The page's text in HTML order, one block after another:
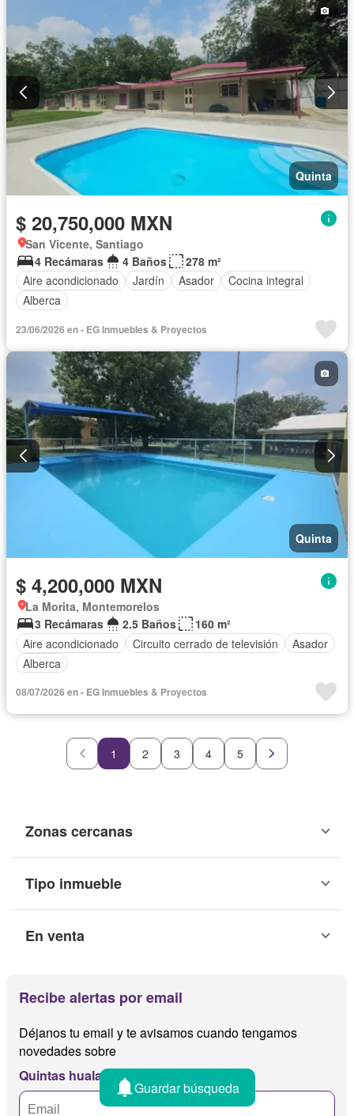
Quinta
$ 20,750,000 MXN
San Vicente, Santiago
4 Recámaras
4 Baños
278 m²
Aire acondicionado
Jardín Asador
Cocina integral
Alberca
23/06/2026 en - EG Inmuebles & Proyectos
Quinta
$ 4,200,000 MXN
La Morita, Montemorelos
3 Recámaras
2.5 Baños
160 m²
Aire acondicionado
Circuito cerrado de televisión
Asador
Alberca
08/07/2026 en - EG Inmuebles & Proyectos
1 2 3 4 5
Zonas cercanas
Tipo inmueble
En venta
Recibe alertas por email
Déjanos tu email y te avisamos cuando tengamos
novedades sobre
Quintas hualahuises
Guardar búsqueda